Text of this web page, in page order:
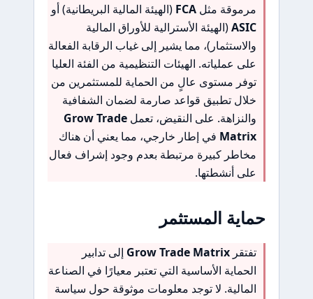
مرموقة مثل FCA (الهيئة المالية البريطانية) أو
ASIC(الهيئة الأسترالية للأوراق المالية
والاستثمار)، مما يشير إلى غياب الرقابة الفعالة
على عملياته. الهيئات التنظيمية من الفئة العليا
توفر مستوى عالٍ من الحماية للمستثمرين من
خلال تطبيق قواعد صارمة لضمان الشفافية
والنزاهة. على النقيض، تعمل Grow Trade
Matrix في إطار خارجي، مما يعني أن هناك
مخاطر كبيرة مرتبطة بعدم وجود إشراف فعال
على أنشطتها.
حماية المستثمر
تفتقر Grow Trade Matrix إلى تدابير
الحماية الأساسية التي تعتبر معيارًا في الصناعة
المالية. لا توجد معلومات موثوقة حول سياسة